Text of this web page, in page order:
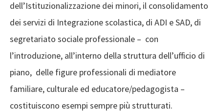
dell’Istituzionalizzazione dei minori, il consolidamento
dei servizi di Integrazione scolastica, di ADI e SAD, di
segretariato sociale professionale – con
l’introduzione, all’interno della struttura dell’ufficio di
piano, delle figure professionali di mediatore
familiare, culturale ed educatore/pedagogista –
costituiscono esempi sempre più strutturati.